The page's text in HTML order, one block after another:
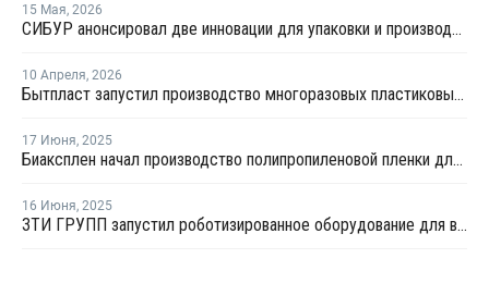
15 Мая, 2026
СИБУР анонсировал две инновации для упаковки и производства бытовой техники
10 Апреля, 2026
Бытпласт запустил производство многоразовых пластиковых бутылок для воды
17 Июня, 2025
Биаксплен начал производство полипропиленовой пленки для запайки лотков
16 Июня, 2025
ЗТИ ГРУПП запустил роботизированное оборудование для выпуска пластиковых бочек